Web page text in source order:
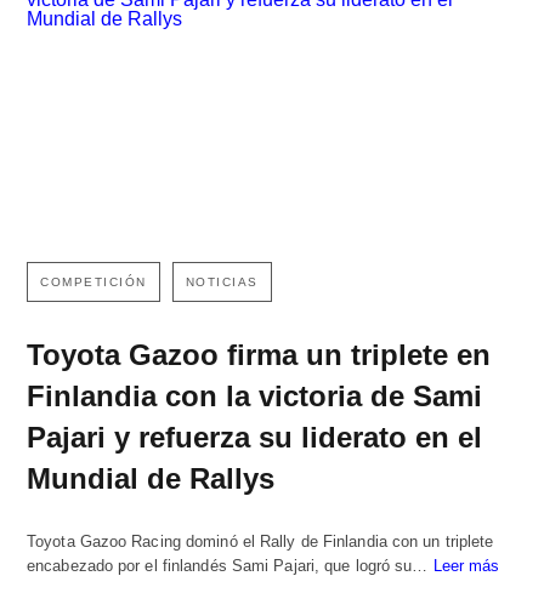
COMPETICIÓN NOTICIAS
Toyota Gazoo firma un triplete en
Finlandia con la victoria de Sami
Pajari y refuerza su liderato en el
Mundial de Rallys
Toyota Gazoo Racing dominó el Rally de Finlandia con un triplete
encabezado por el finlandés Sami Pajari, que logró su… Leer más